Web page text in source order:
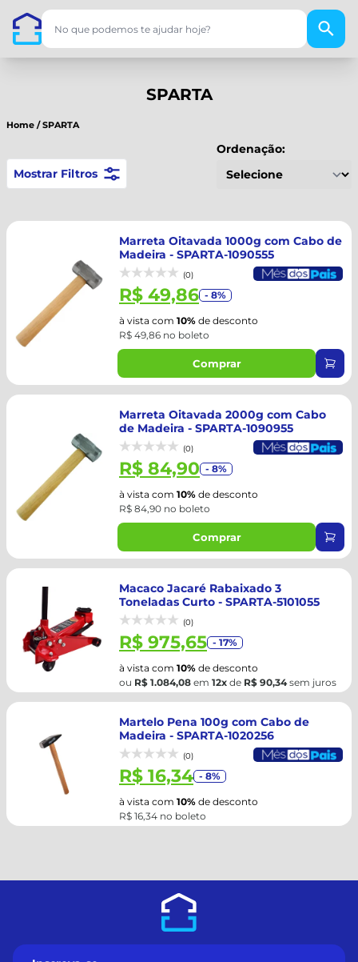
SPARTA
Home /SPARTA
Mostrar Filtros
Ordenação:
Marreta Oitavada 1000g com Cabo de
Madeira - SPARTA-1090555
(0)
R$ 49,86 - 8%
à vista com 10% de desconto
R$ 49,86 no boleto
Comprar
Marreta Oitavada 2000g com Cabo
de Madeira - SPARTA-1090955
(0)
R$ 84,90 - 8%
à vista com 10% de desconto
R$ 84,90 no boleto
Comprar
Macaco Jacaré Rabaixado 3
Toneladas Curto - SPARTA-5101055
(0)
R$ 975,65 - 17%
à vista com 10% de desconto
ou R$ 1.084,08 em 12x de R$ 90,34sem juros
Martelo Pena 100g com Cabo de
Madeira - SPARTA-1020256
(0)
R$ 16,34 - 8%
à vista com 10% de desconto
R$ 16,34 no boleto